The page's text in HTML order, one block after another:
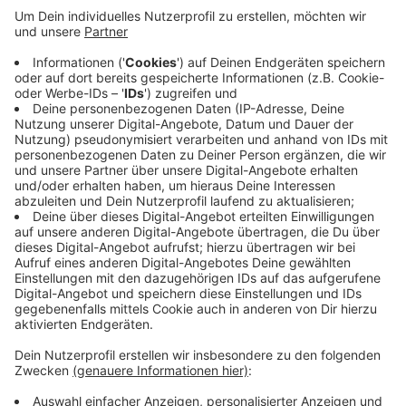
Anzeige
Außerdem gibt es einen überdimensionalen Foto-
Automaten und Auftritte von Künstlerinnen und
Künstlern. Die interaktiven Kunstwerke werden
beispielsweise auf dem Dach, im Foyer oder im
Innenhof der Bundeskunsthalle aufgebaut. Die
Ausstellung bleibt bis Mitte Oktober. Der Eintritt ist
frei.
Anzeige